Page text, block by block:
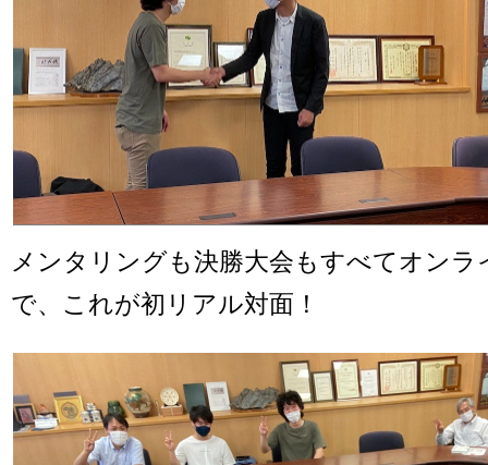
メンタリングも決勝大会もすべてオンラ
で、これが初リアル対面！